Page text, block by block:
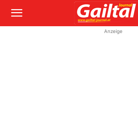
Anzeige